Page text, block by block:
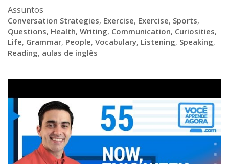
Assuntos
Conversation Strategies, Exercise, Exercise, Sports,
Questions, Health, Writing, Communication, Curiosities,
Life, Grammar, People, Vocabulary, Listening, Speaking,
Reading, aulas de inglês